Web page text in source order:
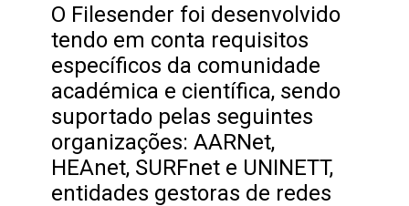
O Filesender foi desenvolvido
tendo em conta requisitos
específicos da comunidade
académica e científica, sendo
suportado pelas seguintes
organizações: AARNet,
HEAnet, SURFnet e UNINETT,
entidades gestoras de redes